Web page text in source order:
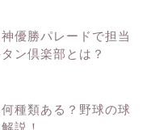
優勝パレードで担当
ン倶楽部とは？
種類ある？野球の球